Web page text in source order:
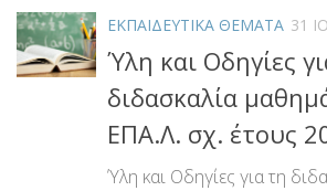
ΕΚΠΑΙΔΕΥΤΙΚΑ ΘΕΜΑΤΑ 31
Ύλη και Οδηγίες
διδασκαλία
ΕΠΑ.Λ. σχ. έτους
Ύλη και Οδηγίες για τη